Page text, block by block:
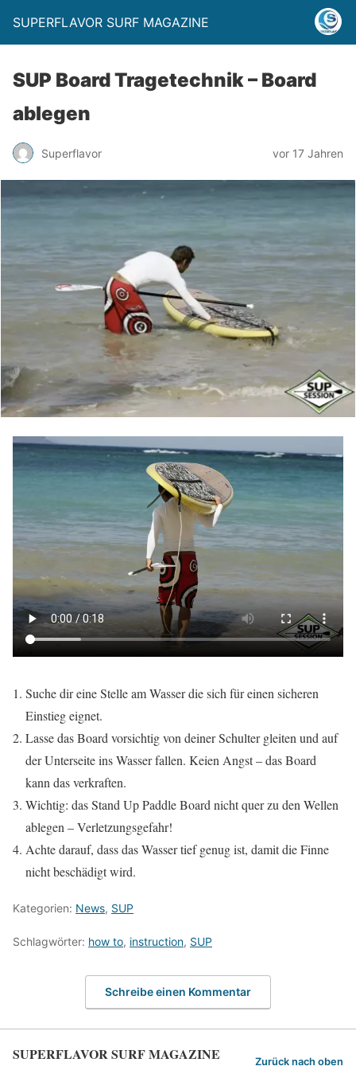
SUPERFLAVOR SURF MAGAZINE
SUP Board Tragetechnik – Board
ablegen
Superflavor vor 17 Jahren
Suche dir eine Stelle am Wasser die sich für einen sicheren
Einstieg eignet.
Lasse das Board vorsichtig von deiner Schulter gleiten und auf
der Unterseite ins Wasser fallen. Keien Angst – das Board
kann das verkraften.
Wichtig: das Stand Up Paddle Board nicht quer zu den Wellen
ablegen – Verletzungsgefahr!
Achte darauf, dass das Wasser tief genug ist, damit die Finne
nicht beschädigt wird.
Kategorien: News, SUP
Schlagwörter: how to, instruction, SUP
Schreibe einen Kommentar
SUPERFLAVOR SURF MAGAZINE Zurück nach oben